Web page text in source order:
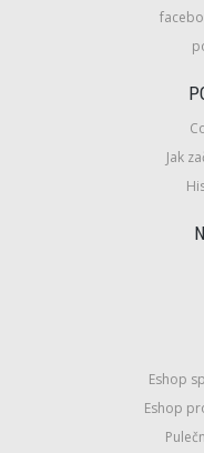
Jak
Eshop
Eshop